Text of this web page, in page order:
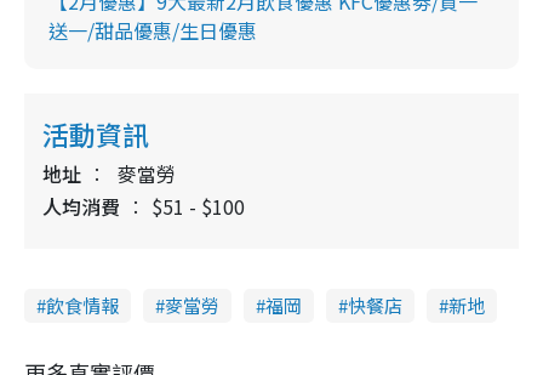
送一/甜品優惠/生日優惠
活動資訊
地址
麥當勞
人均消費
$51 - $100
飲食情報 麥當勞 福岡 快餐店 新地